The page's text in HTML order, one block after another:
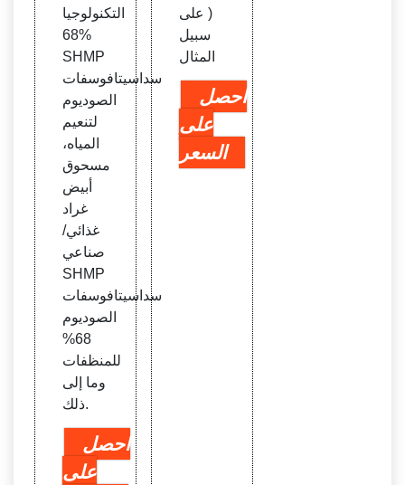
التكنولوجيا
68%
SHMP
سداسيتافوسفات
الصوديوم
لتنعيم
المياه،
مسحوق
أبيض
غراد
غذائي/
صناعي
SHMP
سداسيتافوسفات
الصوديوم
68%
للمنظفات
وما إلى
ذلك.
احصل
على
( على
سبيل
المثال
احصل
على
السعر